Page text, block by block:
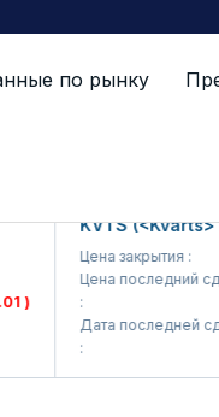
по рынку
список
KVTS (<Kvarts> AJ)
Цена закрытия :
Цена последний сделки
Дата последней сделки